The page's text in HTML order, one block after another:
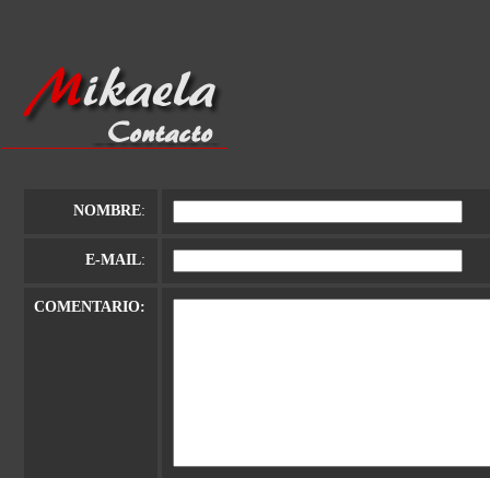
NOMBRE:
E-MAIL:
COMENTARIO: